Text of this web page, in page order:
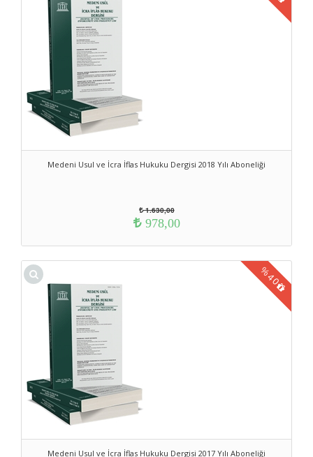
Medeni Usul ve İcra İflas Hukuku Dergisi 2018 Yılı Aboneliği
1.630,00
978,00
Medeni Usul ve İcra İflas Hukuku Dergisi 2017 Yılı Aboneliği
%40